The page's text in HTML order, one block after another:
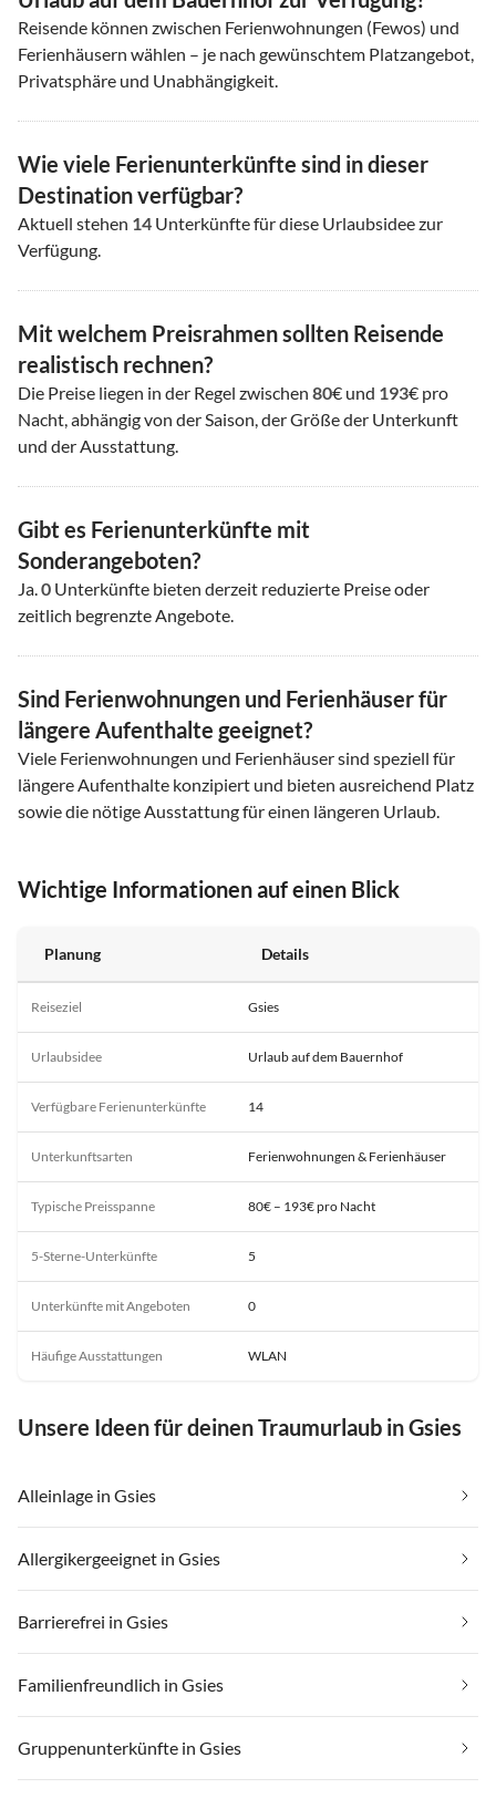
Reisende können zwischen Ferienwohnungen (Fewos) und
Ferienhäusern wählen – je nach gewünschtem Platzangebot,
Privatsphäre und Unabhängigkeit.
Wie viele Ferienunterkünfte sind in dieser
Destination verfügbar?
Aktuell stehen 14 Unterkünfte für diese Urlaubsidee zur
Verfügung.
Mit welchem Preisrahmen sollten Reisende
realistisch rechnen?
Die Preise liegen in der Regel zwischen 80€ und 193€ pro
Nacht, abhängig von der Saison, der Größe der Unterkunft
und der Ausstattung.
Gibt es Ferienunterkünfte mit
Sonderangeboten?
Ja.0 Unterkünfte bieten derzeit reduzierte Preise oder
zeitlich begrenzte Angebote.
Sind Ferienwohnungen und Ferienhäuser für
längere Aufenthalte geeignet?
Viele Ferienwohnungen und Ferienhäuser sind speziell für
längere Aufenthalte konzipiert und bieten ausreichend Platz
sowie die nötige Ausstattung für einen längeren Urlaub.
Wichtige Informationen auf einen Blick
Planung Details
Reiseziel Gsies
Urlaubsidee Urlaub auf dem Bauernhof
Verfügbare Ferienunterkünfte 14
Unterkunftsarten Ferienwohnungen & Ferienhäuser
Typische Preisspanne 80€ – 193€ pro Nacht
5-Sterne-Unterkünfte 5
Unterkünfte mit Angeboten 0
Häufige Ausstattungen WLAN
Unsere Ideen für deinen Traumurlaub in Gsies
Alleinlage in Gsies
Allergikergeeignet in Gsies
Barrierefrei in Gsies
Familienfreundlich in Gsies
Gruppenunterkünfte in Gsies